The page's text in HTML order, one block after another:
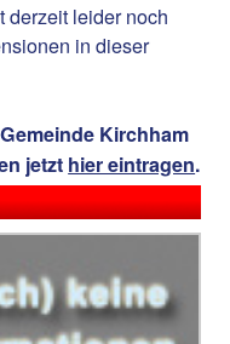
derzeit leider noch
in dieser
Kirchham
jetzt hier eintragen.